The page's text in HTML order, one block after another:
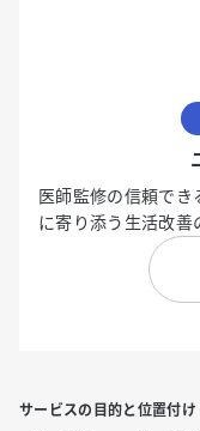
医師監修の信頼でき
に寄り添う生活改善
サービスの目的と位置付け